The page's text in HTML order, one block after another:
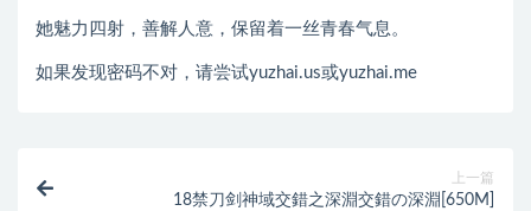
她魅力四射，善解人意，保留着一丝青春气息。
如果发现密码不对，请尝试yuzhai.us或yuzhai.me
上一篇
18禁刀剑神域交錯之深淵交錯の深淵[650M]